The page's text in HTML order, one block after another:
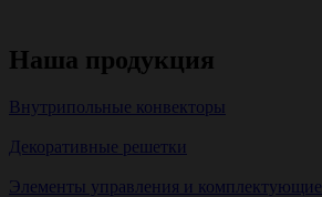
Наша продукция
Внутрипольные конвекторы
Декоративные решетки
Элементы управления и комплектующие